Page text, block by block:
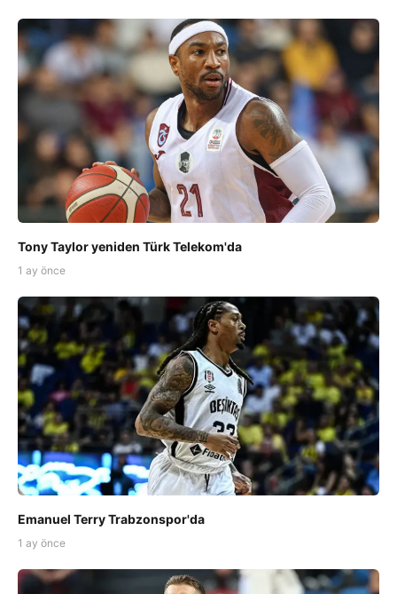
Tony Taylor yeniden Türk Telekom'da
1 ay önce
Emanuel Terry Trabzonspor'da
1 ay önce